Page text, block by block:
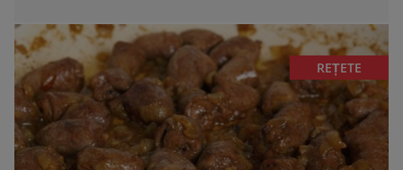
REȚETE